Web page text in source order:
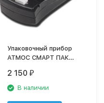
Упаковочный прибор
АТМОС СМАРТ ПАК
2 150 ₽
В наличии